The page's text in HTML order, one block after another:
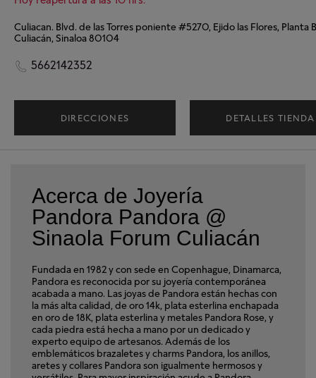
Culiacán, Sinaloa 80104
5662142352
DIRECCIONES DETALLES TIENDA
Acerca de Joyería
Pandora Pandora @
Sinaola Forum Culiacán
Fundada en 1982 y con sede en Copenhague, Dinamarca,
Pandora es reconocida por su joyería contemporánea
acabada a mano. Las joyas de Pandora están hechas con
la más alta calidad, de oro 14k, plata esterlina enchapada
en oro de 18K, plata esterlina y metales Pandora Rose, y
cada piedra está hecha a mano por un dedicado y
experto equipo de artesanos. Además de los
emblemáticos brazaletes y charms Pandora, los anillos,
aretes y collares Pandora son igualmente hermosos y